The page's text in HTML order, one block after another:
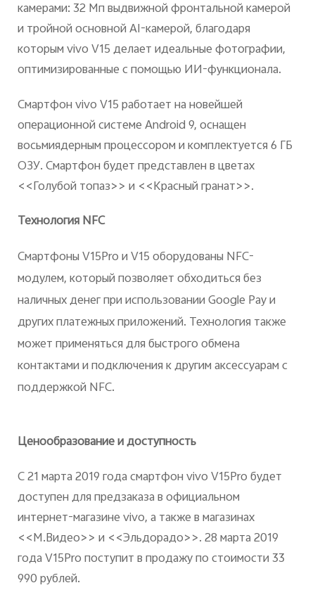
камерами: 32 Мп выдвижной фронтальной камерой
и тройной основной AI-камерой, благодаря
которым vivo V15 делает идеальные фотографии,
оптимизированные с помощью ИИ-функционала.
Смартфон vivo V15 работает на новейшей
операционной системе Android 9, оснащен
восьмиядерным процессором и комплектуется 6 ГБ
ОЗУ. Смартфон будет представлен в цветах
<<Голубой топаз>> и <<Красный гранат>>.
Технология NFC
Смартфоны V15Pro и V15 оборудованы NFC-
модулем, который позволяет обходиться без
наличных денег при использовании Google Pay и
других платежных приложений. Технология также
может применяться для быстрого обмена
контактами и подключения к другим аксессуарам с
поддержкой NFC.
Ценообразование и доступность
С 21 марта 2019 года смартфон vivo V15Pro будет
доступен для предзаказа в официальном
интернет-магазине vivo, а также в магазинах
<<М.Видео>> и <<Эльдорадо>>. 28 марта 2019
года V15Pro поступит в продажу по стоимости 33
990 рублей.